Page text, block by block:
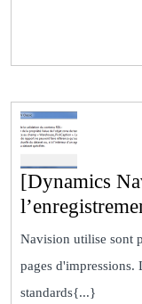
[Dynamics
Navision utilise sont
pages d'impressions.
standards{...}